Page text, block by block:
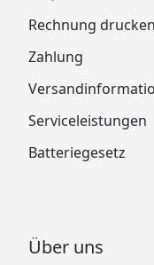
Rechnung drucken
Zahlung
Serviceleistungen
Batteriegesetz
Über uns